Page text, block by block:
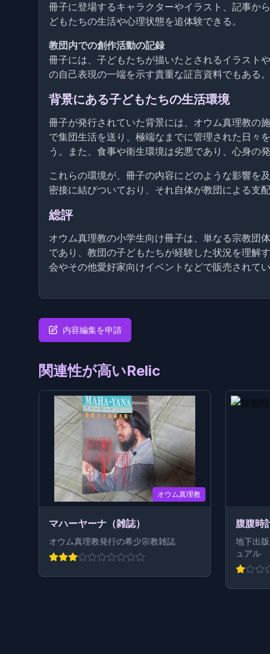
冊子に登場するキャラクターやイラスト、記事か
どもたちの生活や心理状態を追体験できる。
教団内での創作活動の記録
冊子には、子どもたちが描いたとされるイラスト
の自己表現の一端を示す貴重な証言資料でもある。
背景にある子どもたちの生活環境
冊子が発行されていた背景には、オウム真理教の
で集団生活を送り、極端なまでに管理された日々
う。また、食事や衛生環境は劣悪であり、心身の
これらの環境が、冊子の内容にどのような影響を
密接に結びついており、それ自体が教団による支
総評
オウム真理教の小学生向け冊子は、単なる宗教団
であり、教団の子どもたちが経験した状況を理解
会やその他愛好家向けイベントなどで販売されて
内容編集を申請
関連性が高いRelic
オウム真理教
マハーヤーナ（雑誌）
オウム真理教発行の希少宗教雑誌
腹腹時
地下出
ュアル